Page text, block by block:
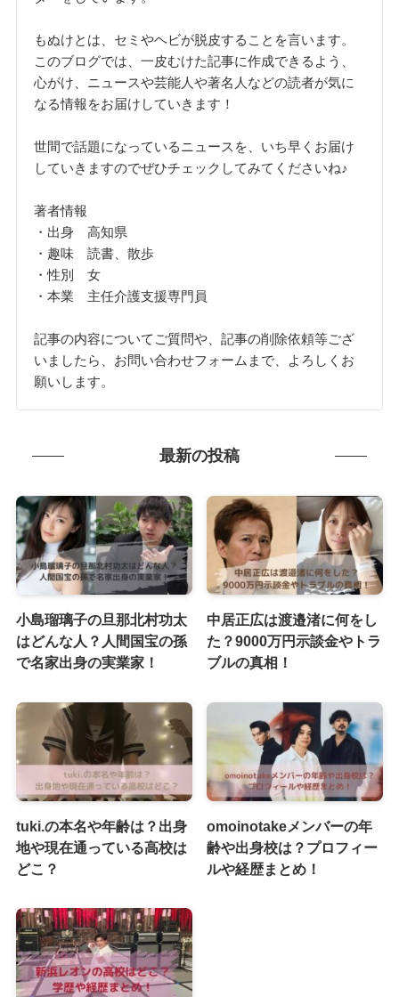
もぬけとは、セミやヘビが脱皮することを言います。
このブログでは、一皮むけた記事に作成できるよう、
心がけ、ニュースや芸能人や著名人などの読者が気に
なる情報をお届けしていきます！
世間で話題になっているニュースを、いち早くお届け
していきますのでぜひチェックしてみてくださいね♪
著者情報
・出身 高知県
・趣味 読書、散歩
・性別 女
・本業 主任介護支援専門員
記事の内容についてご質問や、記事の削除依頼等ござ
いましたら、お問い合わせフォームまで、よろしくお
願いします。
最新の投稿
小島瑠璃子の旦那北村功太
はどんな人？人間国宝の孫
で名家出身の実業家！
中居正広は渡邉渚に何をし
た？9000万円示談金やトラ
ブルの真相！
tuki.の本名や年齢は？出身
地や現在通っている高校は
どこ？
omoinotakeメンバーの年
齢や出身校は？プロフィー
ルや経歴まとめ！